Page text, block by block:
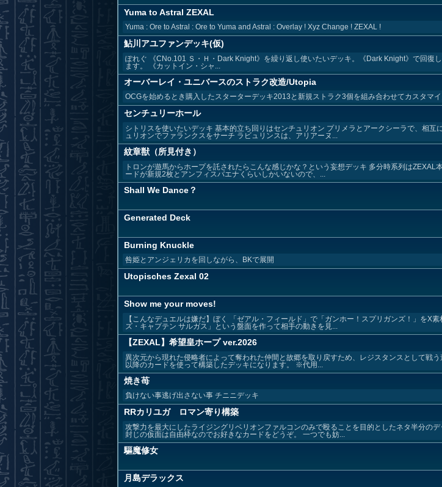
Yuma to Astral ZEXAL
Yuma : Ore to Astral : Ore to Yuma and Astral : Overlay ! Xyz Change ! ZEXAL !
鮎川アユファンデッキ(仮)
ぽれぐ 《CNo.101 Ｓ・Ｈ・Dark Knight》を繰り返し使いたいデッキ。《Dark Knight》で回復
ます。 《カットイン・シャ...
オーバーレイ・ユニバースのストラク改造/Utopia
OCGを始めるとき購入したスターターデッキ2013と新規ストラク3個を組み合わせてカスタマ
センチュリーホール
シトリスを使いたいデッキ 基本的立ち回りはセンチュリオン プリメラとアークシーラで、相
ュリオンでファランクスをサーチ ラビュリンスは、アリアーヌ...
紋章獣（所見付き）
トロンが遊馬からホープを託されたらこんな感じかな？という妄想デッキ 多分時系列はZEXAL
ードが新規2枚とアンフィスバエナくらいしかいないので、...
Shall We Dance？
Generated Deck
Burning Knuckle
咎姫とアンジェリカを回しながら、BKで展開
Utopisches Zexal 02
Show me your moves!
【こんなデュエルは嫌だ】ぼく 「ゼアル・フィールド」で「ガンホー！スプリガンズ！」をX
ズ・キャプテン サルガス」という盤面を作って相手の動きを見...
【ZEXAL】希望皇ホープ ver.2026
異次元から現れた侵略者によって奪われた仲間と故郷を取り戻すため、レジスタンスとして戦
以降のカードを使って構築したデッキになります。 ※代用...
焼き苺
負けない事逃げ出さない事 チニニデッキ
RRカリユガ ロマン寄り構築
攻撃力を最大にしたライジングリベリオンファルコンのみで殴ることを目的としたネタ半分の
封じの仮面は自由枠なのでお好きなカードをどうぞ。 一つでも妨...
驅魔修女
月島デラックス